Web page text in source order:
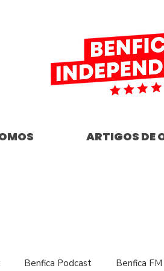
ARTIGOS DE
Benfica Podcast Benfica FM